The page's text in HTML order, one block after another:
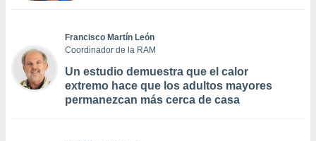
Francisco Martín León
Coordinador de la RAM
Un estudio demuestra que el calor
extremo hace que los adultos mayores
permanezcan más cerca de casa